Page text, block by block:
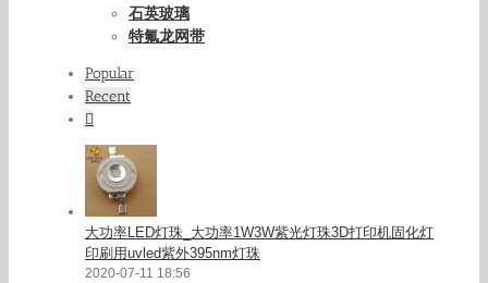
石英玻璃
特氟龙网带
Popular
Recent
大功率LED灯珠_大功率1W3W紫光灯珠3D打印机固化灯
印刷用uvled紫外395nm灯珠
2020-07-11 18:56